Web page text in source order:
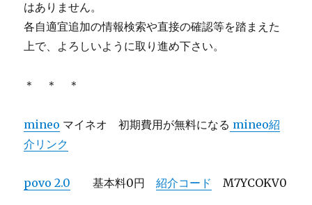
はありません。
各自適宜追加の情報検索や直接の確認等を踏まえた
上で、よろしいように取り進め下さい。
＊ ＊ ＊
mineo マイネオ 初期費用が無料になる mineo紹
介リンク
povo 2.0 基本料0円紹介コード M7YCOKV0